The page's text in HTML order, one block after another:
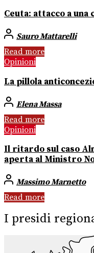
Ceuta: attacco a una
Sauro Mattarelli
Read more
Opinioni
La pillola
Elena Massa
Read more
Opinioni
Il ritardo sul caso
aperta al Ministro
Massimo Marnetto
Read more
I presidi